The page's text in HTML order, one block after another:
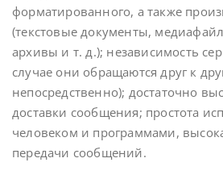
форматированного, а также
(текстовые документы,
архивы и т. д.); независимость
случае они обращаются друг к
непосредственно); достаточно
доставки сообщения; простота
человеком и программами,
передачи сообщений.